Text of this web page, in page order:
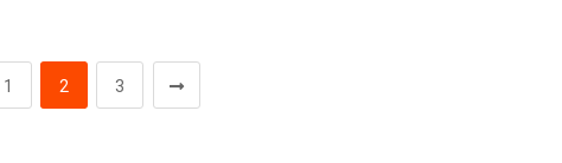
1 2 3